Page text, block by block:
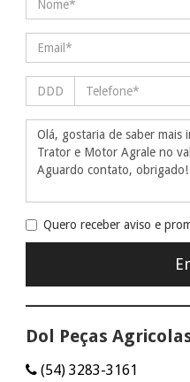
Quero receber aviso e
Dol Peças
(54) 3283-3161